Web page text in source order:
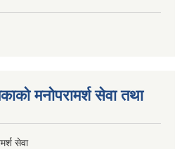
मनोपरामर्श सेवा तथा
सेवा